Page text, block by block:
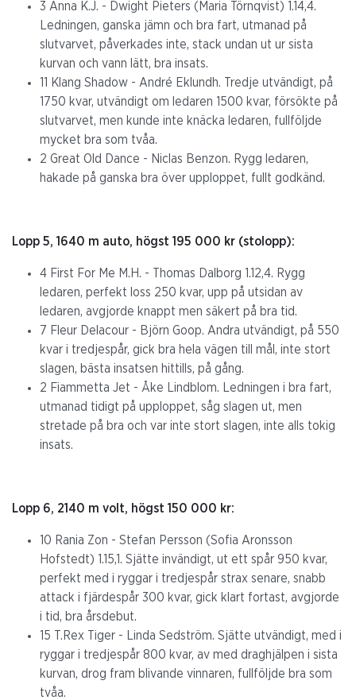
3 Anna K.J. - Dwight Pieters (Maria Törnqvist) 1.14,4.
Ledningen, ganska jämn och bra fart, utmanad på
slutvarvet, påverkades inte, stack undan ut ur sista
kurvan och vann lätt, bra insats.
11 Klang Shadow - André Eklundh. Tredje utvändigt, på
1750 kvar, utvändigt om ledaren 1500 kvar, försökte på
slutvarvet, men kunde inte knäcka ledaren, fullföljde
mycket bra som tvåa.
2 Great Old Dance - Niclas Benzon. Rygg ledaren,
hakade på ganska bra över upploppet, fullt godkänd.
Lopp 5, 1640 m auto, högst 195 000 kr (stolopp):
4 First For Me M.H. - Thomas Dalborg 1.12,4. Rygg
ledaren, perfekt loss 250 kvar, upp på utsidan av
ledaren, avgjorde knappt men säkert på bra tid.
7 Fleur Delacour - Björn Goop. Andra utvändigt, på 550
kvar i tredjespår, gick bra hela vägen till mål, inte stort
slagen, bästa insatsen hittills, på gång.
2 Fiammetta Jet - Åke Lindblom. Ledningen i bra fart,
utmanad tidigt på upploppet, såg slagen ut, men
stretade på bra och var inte stort slagen, inte alls tokig
insats.
Lopp 6, 2140 m volt, högst 150 000 kr:
10 Rania Zon - Stefan Persson (Sofia Aronsson
Hofstedt) 1.15,1. Sjätte invändigt, ut ett spår 950 kvar,
perfekt med i ryggar i tredjespår strax senare, snabb
attack i fjärdespår 300 kvar, gick klart fortast, avgjorde
i tid, bra årsdebut.
15 T.Rex Tiger - Linda Sedström. Sjätte utvändigt, med i
ryggar i tredjespår 800 kvar, av med draghjälpen i sista
kurvan, drog fram blivande vinnaren, fullföljde bra som
tvåa.